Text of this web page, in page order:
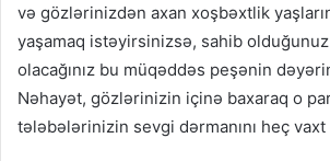
və gözlərinizdən axan xoşbəxtlik
yaşamaq istəyirsinizsə, sahib
olacağınız bu müqəddəs peşənin
Nəhayət, gözlərinizin içinə baxaraq o
tələbələrinizin sevgi dərmanını heç vaxt